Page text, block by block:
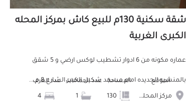
شقة سكنية 130م للبيع كاش بمركز المحله
الكبرى الغربية
عماره مكونه من 6 ادوار تشطيب لوكس ارضي و 5 شقق
بالمنشيه الجديده امام مسجد شكيل الكبير الشارع 8 م...
الموقع
مركز المحله الكبرى
المساحة عدد الحمامات عدد الغرف